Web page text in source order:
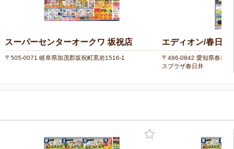
スーパーセンターオークワ 坂祝店
〒505-0071 岐阜県加茂郡坂祝町黒岩1516-1
エディオン/春日井店
〒486-0842 愛知県春日
スプラザ春日井